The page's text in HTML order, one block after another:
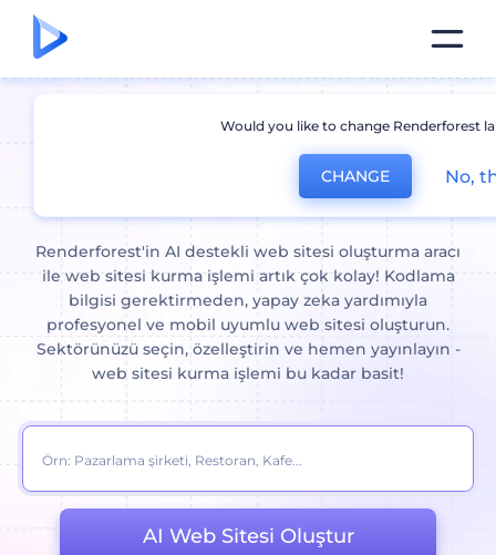
Web Sitesi Oluşturma:Yapay
Zeka ile Dakikalar İçinde
Renderforest'in AI destekli web sitesi oluşturma aracı
ile web sitesi kurma işlemi artık çok kolay! Kodlama
bilgisi gerektirmeden, yapay zeka yardımıyla
profesyonel ve mobil uyumlu web sitesi oluşturun.
Sektörünüzü seçin, özelleştirin ve hemen yayınlayın -
web sitesi kurma işlemi bu kadar basit!
AI Web Sitesi Oluştur
Would you like to change Renderforest
CHANGE No,